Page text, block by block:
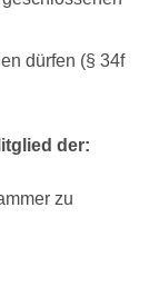
dürfen (§ 34f
der:
zu